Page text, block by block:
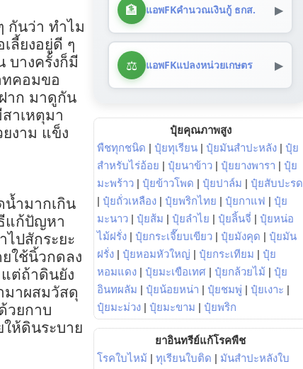
กันว่า ทำไม
ลี้ยงอยู่ดี ๆ
บางครั้งก็มี
ทคอมขอ
าก มาดูกัน
าเหตุมา
งาม แข็ง
น้ำมากเกิน
แก้ปัญหา
ไปสักระยะ
ใช้นิ้วกดลง
ต่ถ้าดินยัง
มาผสมวัสดุ
วยกาบ
ห้ดินระบาย
🏦 แอพFKคำนวณเงินกู้ ธกส. ▶
⚖️ แอพFKแปลงหน่วยเกษตร ▶
ปุ๋ยคุณภาพสูง
พืชทุกชนิด | ปุ๋ยทุเรียน | ปุ๋ยมันสำปะหลัง | ปุ๋ย
สำหรับไร่อ้อย | ปุ๋ยนาข้าว | ปุ๋ยยางพารา | ปุ๋ย
มะพร้าว | ปุ๋ยข้าวโพด | ปุ๋ยปาล์ม | ปุ๋ยสับปะรด
| ปุ๋ยถั่วเหลือง | ปุ๋ยพริกไทย | ปุ๋ยกาแฟ | ปุ๋ย
มะนาว | ปุ๋ยส้ม | ปุ๋ยลำไย | ปุ๋ยลิ้นจี่ | ปุ๋ยหน่อ
ไม้ฝรั่ง | ปุ๋ยกระเจี๊ยบเขียว | ปุ๋ยมังคุด | ปุ๋ยมัน
ฝรั่ง | ปุ๋ยหอมหัวใหญ่ | ปุ๋ยกระเทียม | ปุ๋ย
หอมแดง | ปุ๋ยมะเขือเทศ | ปุ๋ยกล้วยไม้ | ปุ๋ย
อินทผลัม | ปุ๋ยน้อยหน่า | ปุ๋ยชมพู่ | ปุ๋ยเงาะ |
ปุ๋ยมะม่วง | ปุ๋ยมะขาม | ปุ๋ยพริก
ยาอินทรีย์แก้โรคพืช
โรคใบไหม้ | ทุเรียนใบติด | มันสำปะหลังใบ